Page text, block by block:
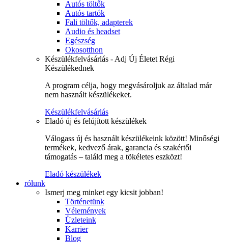
Autós töltők
Autós tartók
Fali töltők, adapterek
Audio és headset
Egészség
Okosotthon
Készülékfelvásárlás - Adj Új Életet Régi
Készülékednek
A program célja, hogy megvásároljuk az általad már
nem használt készülékeket.
Készülékfelvásárlás
Eladó új és felújított készülékek
Válogass új és használt készülékeink között! Minőségi
termékek, kedvező árak, garancia és szakértői
támogatás – találd meg a tökéletes eszközt!
Eladó készülékek
rólunk
Ismerj meg minket egy kicsit jobban!
Történetünk
Vélemények
Üzleteink
Karrier
Blog